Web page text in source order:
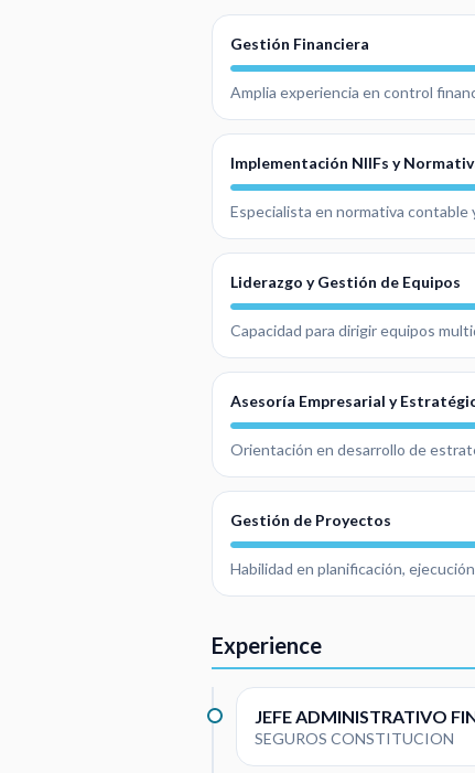
Gestión Financiera
Amplia experiencia en control
Implementación NIIFs y
Especialista en normativa contable
Liderazgo y Gestión de Equipos
Capacidad para dirigir equipos
Asesoría Empresarial y
Orientación en desarrollo de
Gestión de Proyectos
Habilidad en planificación,
Experience
JEFE ADMINISTRATIVO
SEGUROS CONSTITUCION